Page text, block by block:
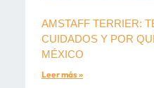
AMSTAFF TERRIER:
CUIDADOS Y POR
MÉXICO
Leer más »